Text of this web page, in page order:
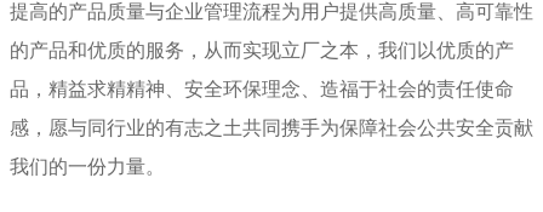
提高的产品质量与企业管理流程为用户提供高质量、高可靠性
的产品和优质的服务，从而实现立厂之本，我们以优质的产
品，精益求精精神、安全环保理念、造福于社会的责任使命
感，愿与同行业的有志之土共同携手为保障社会公共安全贡献
我们的一份力量。